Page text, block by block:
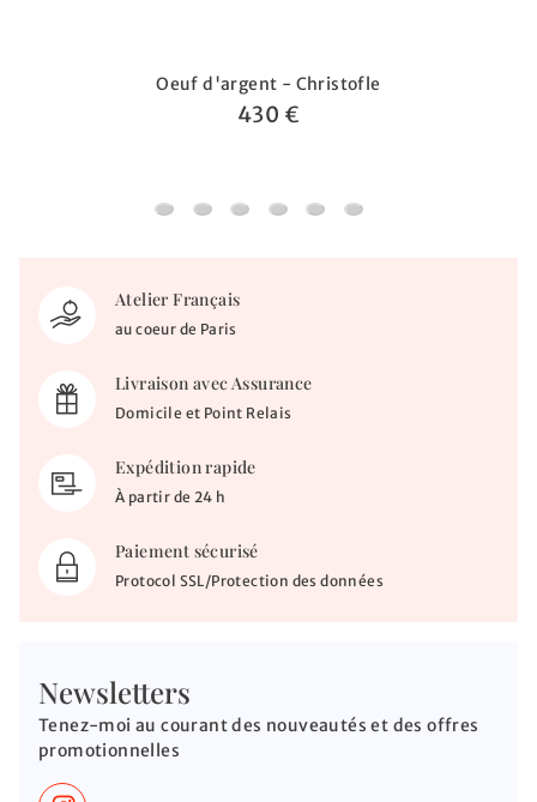
Oeuf d'argent - Christofle
430 €
Oeuf d'argent - Christofle
Timbale abeille Beebee 2 anses -
Timbale Charlie Bear - Christofle
Timbale Nathalie - Christofle
Timbale Perles - Christofle
Timbale Evasée Filet
Atelier Français
au coeur de Paris
Livraison avec Assurance
Domicile et Point Relais
Expédition rapide
À partir de 24 h
Paiement sécurisé
Protocol SSL/Protection des données
Newsletters
Tenez-moi au courant des nouveautés et des offres
promotionnelles